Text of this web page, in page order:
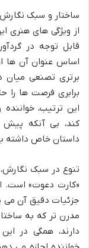
ساختار و سبک
از ویژگی های هنری
قابل توجه در
اساس عنوان آن ها
برتری تصنعی میان
برابری فرصت ها را
این ترتیب،
کند، بی آنکه
داستان خاص داشته
تنوع در سبک
«کارت دعوت» است.
جزئیات دقیق آن می
مدرن تر که به
دارند، همگی در